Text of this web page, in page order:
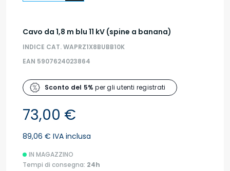
Cavo da 1,8 m blu 11 kV (spine a banana)
INDICE CAT. WAPRZ1X8BUBB10K
EAN 5907624023864
Sconto del 5% per gli utenti registrati
73,00 €
89,06 € IVA inclusa
IN MAGAZZINO
Tempi di consegna: 24h